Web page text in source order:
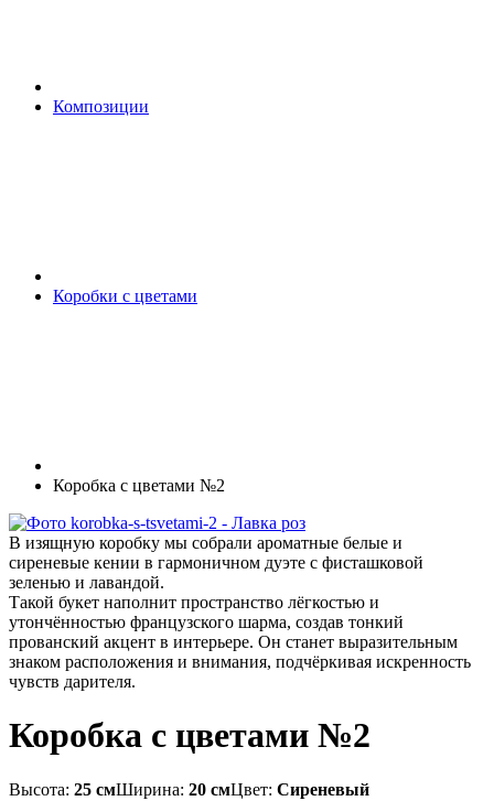
Композиции
Коробки с цветами
Коробка с цветами №2
В изящную коробку мы собрали ароматные белые и
сиреневые кении в гармоничном дуэте с фисташковой
зеленью и лавандой.
Такой букет наполнит пространство лёгкостью и
утончённостью французского шарма, создав тонкий
прованский акцент в интерьере. Он станет выразительным
знаком расположения и внимания, подчёркивая искренность
чувств дарителя.
Коробка с цветами №2
Высота: 25 смШирина: 20 смЦвет: Сиреневый